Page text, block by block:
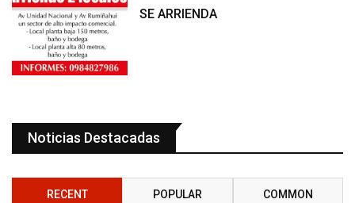
SE ARRIENDA
Noticias Destacadas
RECENT POPULAR COMMON